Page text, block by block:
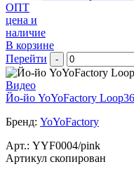
ОПТ
цена и
наличие
В корзине
Перейти
-
Видео
Йо-йо YoYoFactory
Бренд: YoYoFactory
Арт.: YYF0004/pink
Артикул скопирован